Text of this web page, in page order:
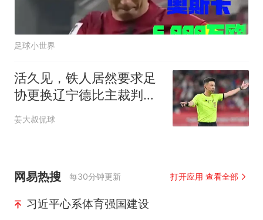
足球小世界
活久见，铁人居然要求足
协更换辽宁德比主裁判，
泰山队无辜躺枪
姜大叔侃球
网易热搜 每30分钟更新 打开应用 查看全部
习近平心系体育强国建设